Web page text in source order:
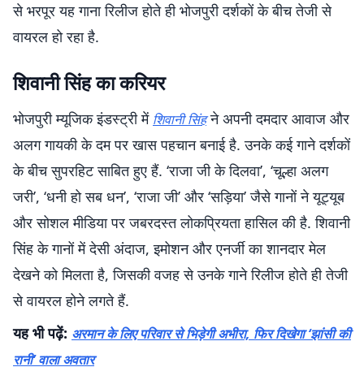
से भरपूर यह गाना रिलीज होते ही भोजपुरी दर्शकों के बीच तेजी से
वायरल हो रहा है.
शिवानी सिंह का करियर
भोजपुरी म्यूजिक इंडस्ट्री में शिवानी सिंहने अपनी दमदार आवाज और
अलग गायकी के दम पर खास पहचान बनाई है. उनके कई गाने दर्शकों
के बीच सुपरहिट साबित हुए हैं. ‘राजा जी के दिलवा’, ‘चूल्हा अलग
जरी’, ‘धनी हो सब धन’, ‘राजा जी’ और ‘सड़िया’ जैसे गानों ने यूट्यूब
और सोशल मीडिया पर जबरदस्त लोकप्रियता हासिल की है. शिवानी
सिंह के गानों में देसी अंदाज, इमोशन और एनर्जी का शानदार मेल
देखने को मिलता है, जिसकी वजह से उनके गाने रिलीज होते ही तेजी
से वायरल होने लगते हैं.
यह भी पढ़ें: अरमान के लिए परिवार से भिड़ेगी अभीरा, फिर दिखेगा ‘झांसी की
रानी’ वाला अवतार